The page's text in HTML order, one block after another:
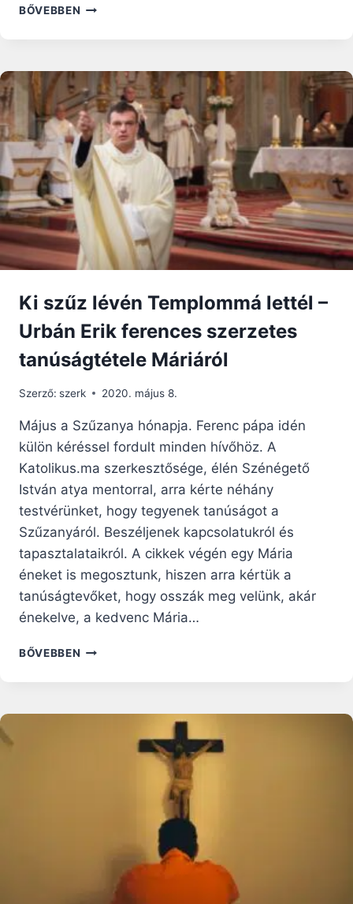
BŐVEBBEN A
IS
TÁMASZKODHATUNK,
AMIKOR
A
HITRŐL
TANÍTJUK
Ki szűz lévén Templommá lettél –
Urbán Erik ferences szerzetes
tanúságtétele Máriáról
Szerző: szerk 2020. május 8.
Május a Szűzanya hónapja. Ferenc pápa idén
külön kéréssel fordult minden hívőhöz. A
Katolikus.ma szerkesztősége, élén Szénégető
István atya mentorral, arra kérte néhány
testvérünket, hogy tegyenek tanúságot a
Szűzanyáról. Beszéljenek kapcsolatukról és
tapasztalataikról. A cikkek végén egy Mária
éneket is megosztunk, hiszen arra kértük a
tanúságtevőket, hogy osszák meg velünk, akár
énekelve, a kedvenc Mária…
BŐVEBBEN
LETTÉL
TANÚSÁGTÉTELE